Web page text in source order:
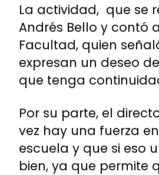
La actividad, que se
Andrés Bello y contó
Facultad, quien
expresan un deseo
que tenga
Por su parte, el
vez hay una fuerza
escuela y que si eso
bien, ya que permite